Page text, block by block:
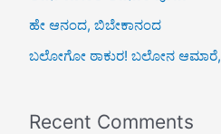
ಹೇ ಆನಂದ, ಬಿಬೇಕಾನಂದ
ಬಲೋಗೋ ಠಾಕುರ! ಬಲೋನ ಆಮಾರೆ,
Recent Comments